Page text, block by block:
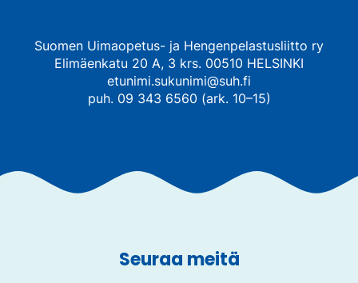
Suomen Uimaopetus- ja Hengenpelastusliitto ry
Elimäenkatu 20 A, 3 krs. 00510 HELSINKI
etunimi.sukunimi@suh.fi
puh. 09 343 6560 (ark. 10–15)
Seuraa meitä